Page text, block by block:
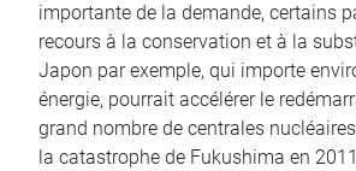
importante de la demande, certains
recours à la conservation et à la
Japon par exemple, qui importe
énergie, pourrait accélérer le
grand nombre de centrales
la catastrophe de Fukushima en